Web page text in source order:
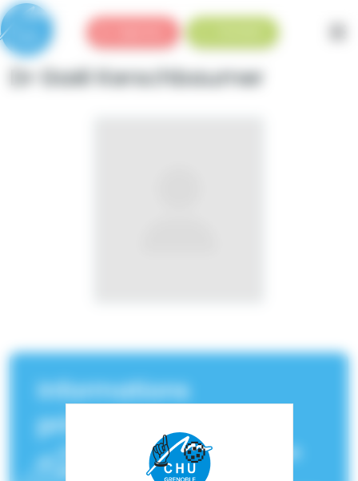
Dr Gaël Kerschbaumer
Informations
principales
Service(s) de rattachement :
orthopédique et traumatologie
Panneau de gestion des cookies